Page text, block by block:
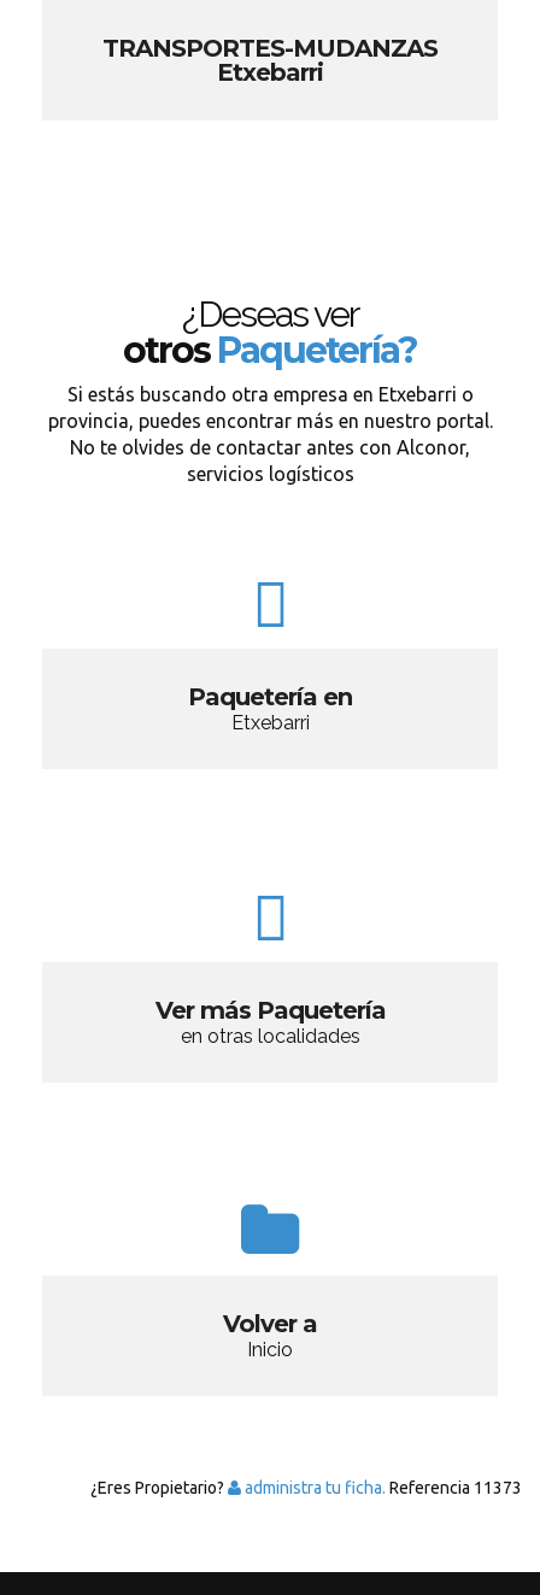
TRANSPORTES-MUDANZAS
Etxebarri
¿Deseas ver
otrosPaquetería?
Si estás buscando otra empresa en Etxebarri o
provincia, puedes encontrar más en nuestro portal.
No te olvides de contactar antes con Alconor,
servicios logísticos
Paquetería en
Etxebarri
Ver más Paquetería
en otras localidades
Volver a
Inicio
¿Eres Propietario? administra tu ficha. Referencia 11373